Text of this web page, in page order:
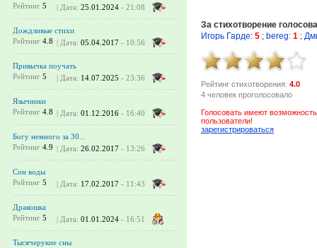
Рейтинг 5 | Дата: 25.01.2024 - 21:08
Дождливые стихи
Рейтинг 4.8 | Дата: 05.04.2017 - 10:56
Привычка поучать
Рейтинг 5 | Дата: 14.07.2025 - 23:36
Язычники
Рейтинг 4.8 | Дата: 01.12.2016 - 16:40
Богу немного за 30...
Рейтинг 4.9 | Дата: 26.02.2017 - 13:26
Сон воды
Рейтинг 5 | Дата: 17.02.2017 - 11:43
Дракошка
Рейтинг 5 | Дата: 01.01.2024 - 16:51
Тысячерукие сны
За стихотворение
Игорь Гарде: 5 ; bereg: 1 ;
Рейтинг стихотворения: 4.0
4 человек проголосовало
Голосовать имеют
пользователи!
зарегистрироваться